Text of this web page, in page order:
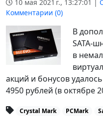
10 мая 2021 г., 13:27:01 |
Комментарии (0)
В
SATA-
в
акций и бонусов
4950 рублей (в октябре
Crystal Mark PCMark